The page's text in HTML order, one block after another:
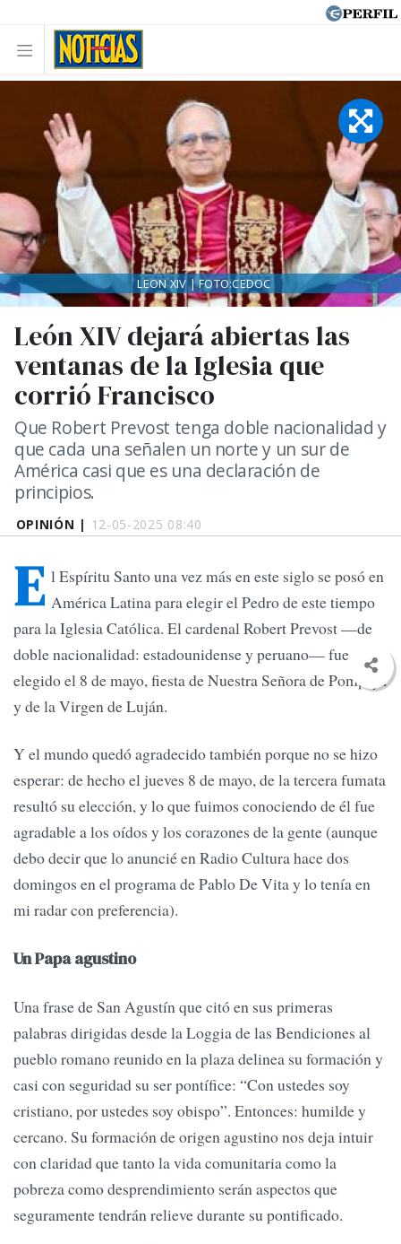
OPINIÓN | 12-05-2025 08:40
León XIV dejará abiertas las
ventanas de la Iglesia que
corrió Francisco
Que Robert Prevost tenga doble nacionalidad y
que cada una señalen un norte y un sur de
América casi que es una declaración de
principios.
LEON XIV | FOTO:CEDOC
E l Espíritu Santo una vez más en este siglo se posó en
América Latina para elegir el Pedro de este tiempo
para la Iglesia Católica. El cardenal Robert Prevost —de
doble nacionalidad: estadounidense y peruano— fue
elegido el 8 de mayo, fiesta de Nuestra Señora de Pompeya
y de la Virgen de Luján.
Y el mundo quedó agradecido también porque no se hizo
esperar: de hecho el jueves 8 de mayo, de la tercera fumata
resultó su elección, y lo que fuimos conociendo de él fue
agradable a los oídos y los corazones de la gente (aunque
debo decir que lo anuncié en Radio Cultura hace dos
domingos en el programa de Pablo De Vita y lo tenía en
mi radar con preferencia).
Un Papa agustino
Una frase de San Agustín que citó en sus primeras
palabras dirigidas desde la Loggia de las Bendiciones al
pueblo romano reunido en la plaza delinea su formación y
casi con seguridad su ser pontífice: “Con ustedes soy
cristiano, por ustedes soy obispo”. Entonces: humilde y
cercano. Su formación de origen agustino nos deja intuir
con claridad que tanto la vida comunitaria como la
pobreza como desprendimiento serán aspectos que
seguramente tendrán relieve durante su pontificado.